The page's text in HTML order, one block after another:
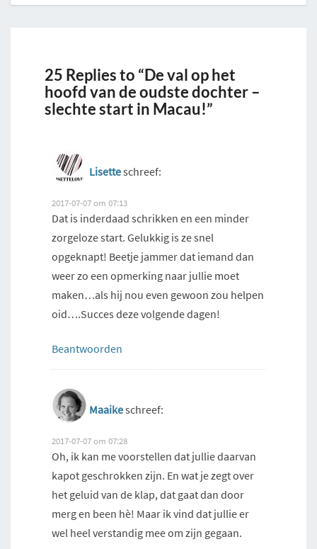
25 Replies to “De val op het
hoofd van de oudste dochter –
slechte start in Macau!”
Lisetteschreef:
2017-07-07 om 07:13
Dat is inderdaad schrikken en een minder
zorgeloze start. Gelukkig is ze snel
opgeknapt! Beetje jammer dat iemand dan
weer zo een opmerking naar jullie moet
maken…als hij nou even gewoon zou helpen
oid….Succes deze volgende dagen!
Beantwoorden
Maaikeschreef:
2017-07-07 om 07:28
Oh, ik kan me voorstellen dat jullie daarvan
kapot geschrokken zijn. En wat je zegt over
het geluid van de klap, dat gaat dan door
merg en been hè! Maar ik vind dat jullie er
wel heel verstandig mee om zijn gegaan.